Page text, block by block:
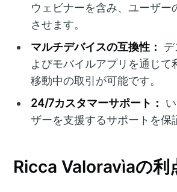
ウェビナーを含み、ユーザー
させます。
マルチデバイスの互換性：
よびモバイルアプリを通じて
移動中の取引が可能です。
24/7カスタマーサポート：
ザーを支援するサポートを保
Ricca Valoravìaの利